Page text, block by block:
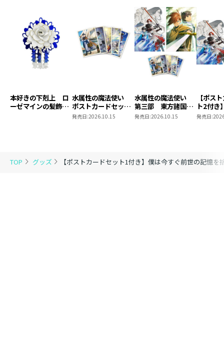
TOP グッズ 【ポストカードセット1付き】僕は今すぐ前世の記憶を
村は雪景色。じつは私も雪国出身なので、雪だるまやか
まくらで遊んだ当時を思い出しました。
毎度のことながら、東京の皆さんのお話もとても好きで
す。
仕様 ： 特典SS付き書籍＋ポストカードセット1＋
グッズ仕様 ： 各148mm×100mm
発行元 ： TOブックス
本好きの下剋上 ロ
ーゼマインの髪飾り
水属性の魔法使い
ポストカードセット
2
発売日:2026.10.15
水属性の魔法使い
第三部 東方諸国編
8 同時発売まとめ
発売日:2026.10.15
【ポス
ト2付き
魔法使
発売日: